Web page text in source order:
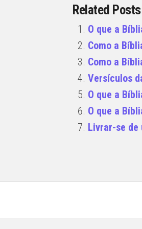
Related
O que a
Como a
Como a
Versículos
O que a
O que a
Livrar-se de